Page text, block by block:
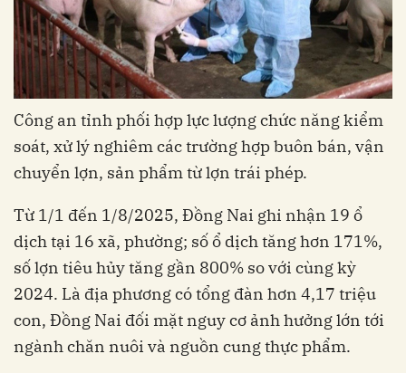
Công an tỉnh phối hợp lực lượng chức năng kiểm
soát, xử lý nghiêm các trường hợp buôn bán, vận
chuyển lợn, sản phẩm từ lợn trái phép.
Từ 1/1 đến 1/8/2025, Đồng Nai ghi nhận 19 ổ
dịch tại 16 xã, phường; số ổ dịch tăng hơn 171%,
số lợn tiêu hủy tăng gần 800% so với cùng kỳ
2024. Là địa phương có tổng đàn hơn 4,17 triệu
con, Đồng Nai đối mặt nguy cơ ảnh hưởng lớn tới
ngành chăn nuôi và nguồn cung thực phẩm.